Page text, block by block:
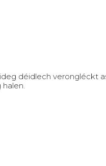
déidlech verongléckt